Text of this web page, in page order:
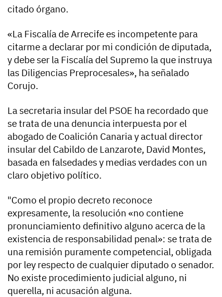
citado órgano.
«La Fiscalía de Arrecife es incompetente para
citarme a declarar por mi condición de diputada,
y debe ser la Fiscalía del Supremo la que instruya
las Diligencias Preprocesales», ha señalado
Corujo.
La secretaria insular del PSOE ha recordado que
se trata de una denuncia interpuesta por el
abogado de Coalición Canaria y actual director
insular del Cabildo de Lanzarote, David Montes,
basada en falsedades y medias verdades con un
claro objetivo político.
"Como el propio decreto reconoce
expresamente, la resolución «no contiene
pronunciamiento definitivo alguno acerca de la
existencia de responsabilidad penal»: se trata de
una remisión puramente competencial, obligada
por ley respecto de cualquier diputado o senador.
No existe procedimiento judicial alguno, ni
querella, ni acusación alguna.